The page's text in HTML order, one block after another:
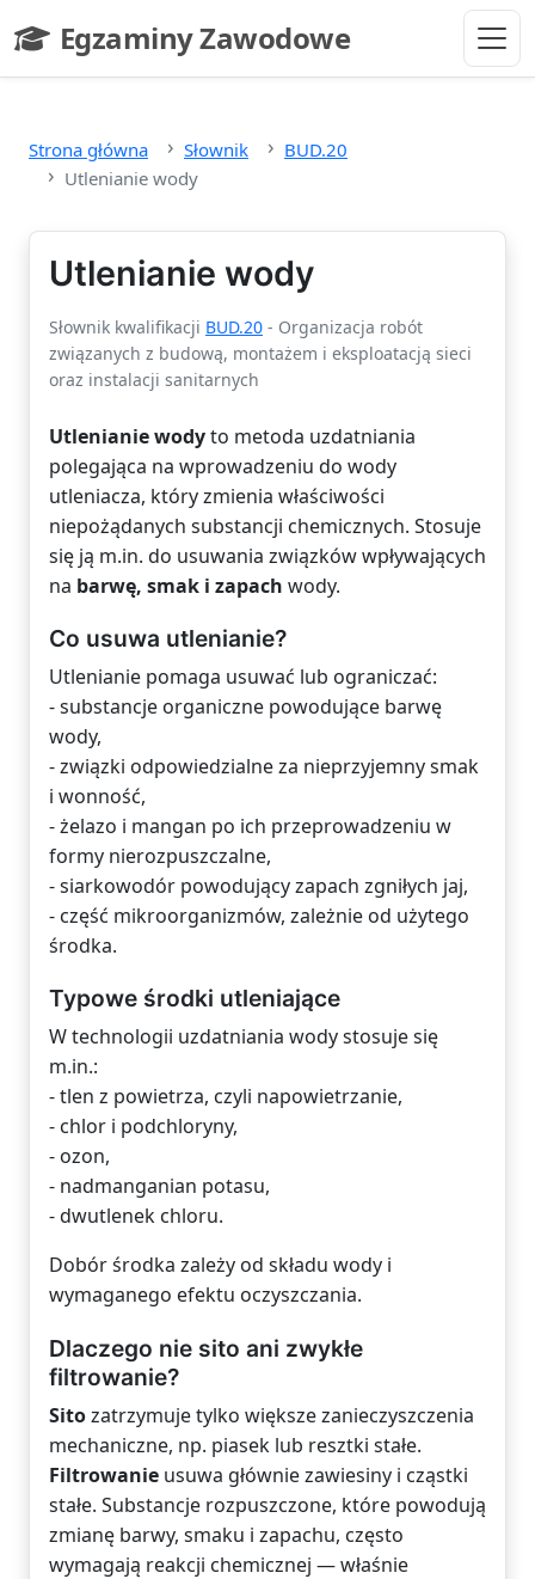
Egzaminy Zawodowe
- strona główna
Strona główna Słownik
BUD.20
Utlenianie wody
Utlenianie wody
Słownik kwalifikacji BUD.20 - Organizacja robót
związanych z budową, montażem i eksploatacją sieci
oraz instalacji sanitarnych
Utlenianie wodyto metoda uzdatniania
polegająca na wprowadzeniu do wody
utleniacza, który zmienia właściwości
niepożądanych substancji chemicznych. Stosuje
się ją m.in. do usuwania związków wpływających
na barwę, smak i zapach wody.
Co usuwa utlenianie?
Utlenianie pomaga usuwać lub ograniczać:
- substancje organiczne powodujące barwę
wody,
- związki odpowiedzialne za nieprzyjemny smak
i wonność,
- żelazo i mangan po ich przeprowadzeniu w
formy nierozpuszczalne,
- siarkowodór powodujący zapach zgniłych jaj,
- część mikroorganizmów, zależnie od użytego
środka.
Typowe środki utleniające
W technologii uzdatniania wody stosuje się
m.in.:
- tlen z powietrza, czyli napowietrzanie,
- chlor i podchloryny,
- ozon,
- nadmanganian potasu,
- dwutlenek chloru.
Dobór środka zależy od składu wody i
wymaganego efektu oczyszczania.
Dlaczego nie sito ani zwykłe
filtrowanie?
Sitozatrzymuje tylko większe zanieczyszczenia
mechaniczne, np. piasek lub resztki stałe.
Filtrowanie usuwa głównie zawiesiny i cząstki
stałe. Substancje rozpuszczone, które powodują
zmianę barwy, smaku i zapachu, często
wymagają reakcji chemicznej — właśnie